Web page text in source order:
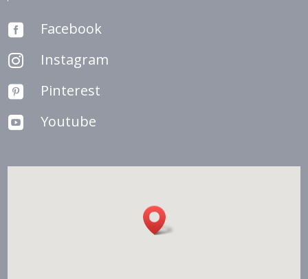
 Facebook
 Instagram
 Pinterest
 Youtube